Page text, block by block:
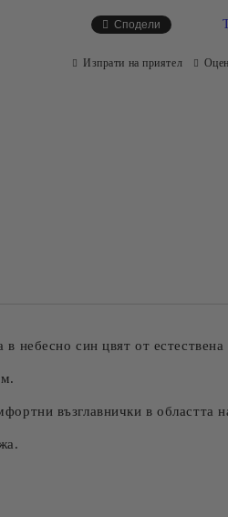
Сподели
Изпрати на приятел
в небесно син цвят от естествена
възглавнички в областта